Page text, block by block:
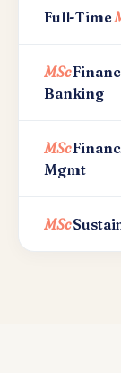
Full-Time
MSc
Banking
MSc
Mgmt
MSc